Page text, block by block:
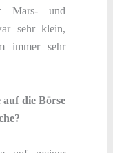
Mars- und
sehr klein,
immer sehr
die Börse